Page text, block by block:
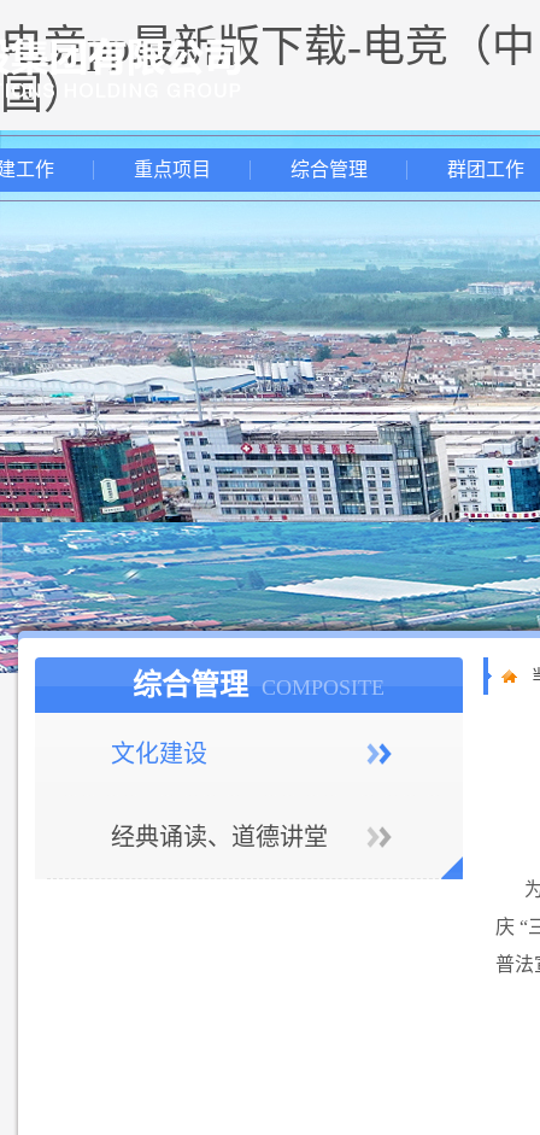
电竞pp最新版下载-电竞（中
国）
工作 重点项目 综合管理 群团工作
综合管理 COMPOSITE
文化建设
经典诵读、道德讲堂
庆 “
普法